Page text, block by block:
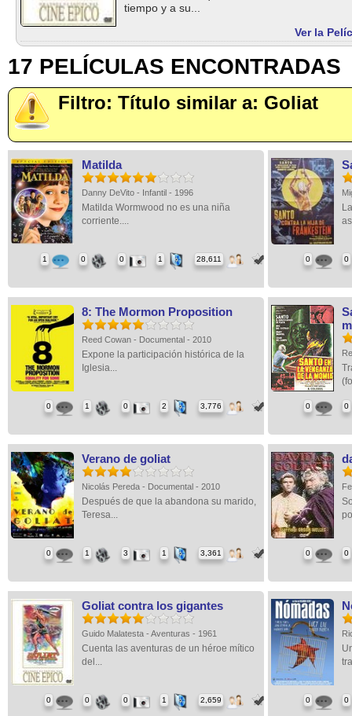
tiempo y a su...
Ver la
17 PELÍCULAS ENCONTRADAS
Filtro: Título similar a: Goliat
Matilda
Danny DeVito - Infantil - 1996
Matilda Wormwood no es una niña
corriente....
1 0 0 1 28,611 0 0
8: The Mormon Proposition
Reed Cowan - Documental - 2010
Expone la participación histórica de la
Iglesia...
0 1 0 2 3,776 0 0
Verano de goliat
Nicolás Pereda - Documental - 2010
Después de que la abandona su marido,
Teresa...
0 1 3 1 3,361 0 0
Goliat contra los gigantes
Guido Malatesta - Aventuras - 1961
Cuenta las aventuras de un héroe mítico
del...
0 0 0 1 2,659 0 0